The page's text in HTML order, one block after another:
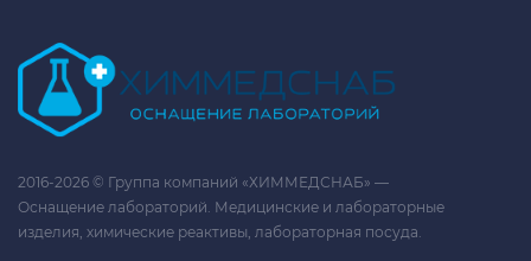
2016-2026 © Группа компаний «ХИММЕДСНАБ» —
Оснащение лабораторий. Медицинские и лабораторные
изделия, химические реактивы, лабораторная посуда.